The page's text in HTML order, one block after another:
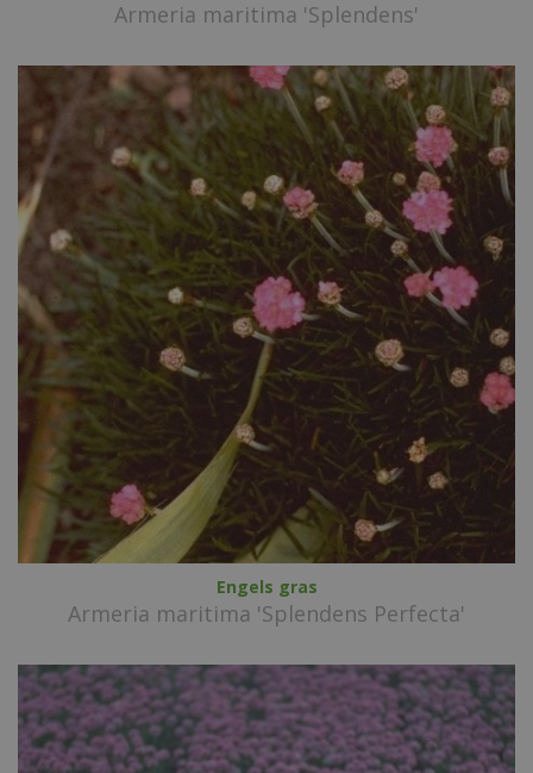
Armeria maritima 'Splendens'
Engels gras
Armeria maritima 'Splendens Perfecta'